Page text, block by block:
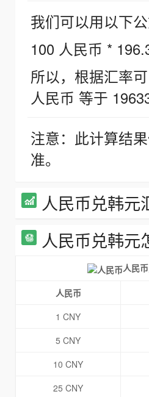
我们可以用以下公
100 人民币 *
所以，根据汇率
人民币 等于
注意：此计算结
准。
人民币兑韩元
人民币兑韩元
人民
人民币
1 CNY
5 CNY
10 CNY
25 CNY